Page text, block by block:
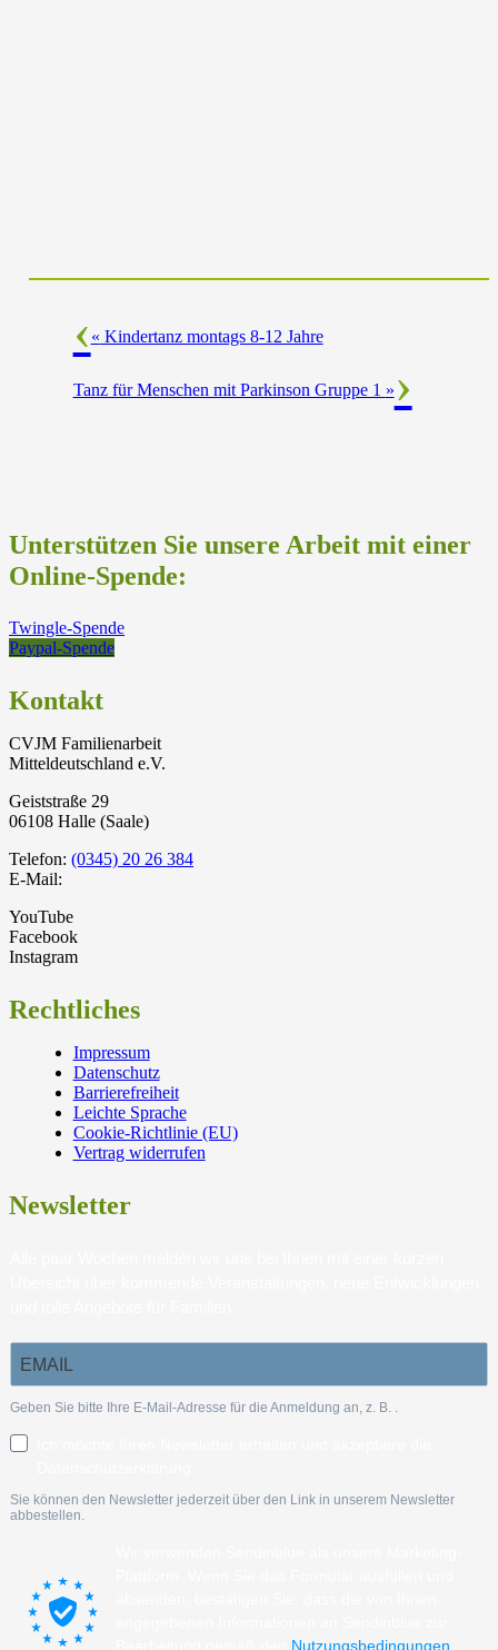
« Kindertanz montags 8-12 Jahre
Tanz für Menschen mit Parkinson Gruppe 1 »
Unterstützen Sie unsere Arbeit mit einer
Online-Spende:
Twingle-Spende
Paypal-Spende
Kontakt
CVJM Familienarbeit
Mitteldeutschland e.V.
Geiststraße 29
06108 Halle (Saale)
Telefon: (0345) 20 26 384
E-Mail:
YouTube
Facebook
Instagram
Rechtliches
Impressum
Datenschutz
Barrierefreiheit
Leichte Sprache
Cookie-Richtlinie (EU)
Vertrag widerrufen
Newsletter
Geben Sie bitte Ihre E-Mail-Adresse für die Anmeldung an, z. B. .
Sie können den Newsletter jederzeit über den Link in unserem Newsletter
abbestellen.
Nutzungsbedingungen